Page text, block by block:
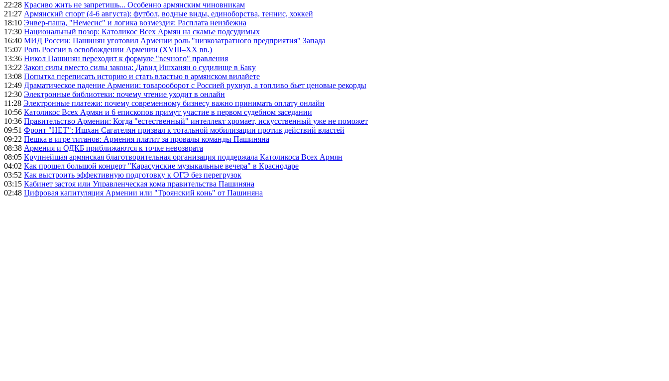
22:28 Красиво жить не запретишь... Особенно армянским чиновникам
21:27 Армянский спорт (4-6 августа): футбол, водные виды, единоборства, теннис, хоккей
18:10 Энвер-паша, "Немесис" и логика возмездия: Расплата неизбежна
17:30 Национальный позор: Католикос Всех Армян на скамье подсудимых
16:40 МИД России: Пашинян уготовил Армении роль "низкозатратного предприятия" Запада
15:07 Роль России в освобождении Армении (XVIII–XX вв.)
13:36 Никол Пашинян переходит к формуле "вечного" правления
13:22 Закон силы вместо силы закона: Давид Ишханян о судилище в Баку
13:08 Попытка переписать историю и стать властью в армянском вилайете
12:49 Драматическое падение Армении: товарооборот с Россией рухнул, а топливо бьет ценовые рекорды
12:30 Электронные библиотеки: почему чтение уходит в онлайн
11:28 Электронные платежи: почему современному бизнесу важно принимать оплату онлайн
10:56 Католикос Всех Армян и 6 епископов примут участие в первом судебном заседании
10:36 Правительство Армении: Когда "естественный" интеллект хромает, искусственный уже не поможет
09:51 Фронт "НЕТ": Ишхан Сагателян призвал к тотальной мобилизации против действий властей
09:22 Пешка в игре титанов: Армения платит за провалы команды Пашиняна
08:38 Армения и ОДКБ приближаются к точке невозврата
08:05 Крупнейшая армянская благотворительная организация поддержала Католикоса Всех Армян
04:02 Как прошел большой концерт "Карасунские музыкальные вечера" в Краснодаре
03:52 Как выстроить эффективную подготовку к ОГЭ без перегрузок
03:15 Кабинет застоя или Управленческая кома правительства Пашиняна
02:48 Цифровая капитуляция Армении или "Троянский конь" от Пашиняна